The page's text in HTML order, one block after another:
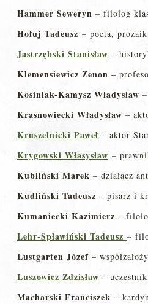
Hammer Seweryn – filolog
Hołuj Tadeusz – poeta,
Jastrzębski Stanisław –
Klemensiewicz Zenon –
Kosiniak-Kamysz Władysław
Krasnowiecki Władysław –
Kruszelnicki Paweł – aktor
Krygowski Własysław –
Kubliński Marek – działacz
Kudliński Tadeusz – pisarz i
Kumaniecki Kazimierz –
Lehr-Spławiński Tadeusz –
Lustgarten Józef –
Luszowicz Zdzisław –
Macharski Franciszek –